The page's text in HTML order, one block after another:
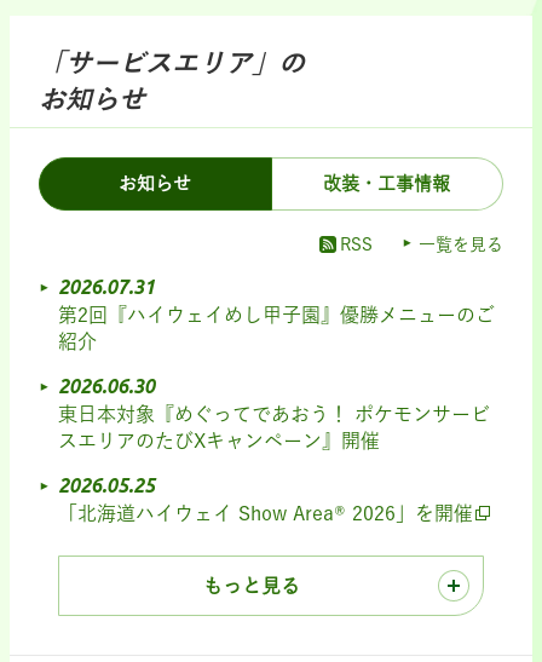
「サービスエリア」の
お知らせ
お知らせ 改装・工事情報
RSS 一覧を見る
2026.07.31
第2回『ハイウェイめし甲子園』優勝メニューのご
紹介
2026.06.30
東日本対象『めぐってであおう！ ポケモンサービ
スエリアのたびXキャンペーン』開催
2026.05.25
「北海道ハイウェイ Show Area® 2026」を開催
もっと見る